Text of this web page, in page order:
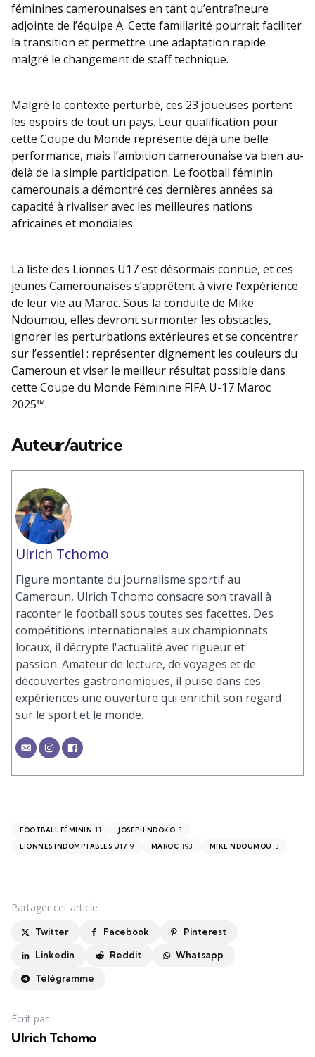
féminines camerounaises en tant qu’entraîneure
adjointe de l’équipe A. Cette familiarité pourrait faciliter
la transition et permettre une adaptation rapide
malgré le changement de staff technique.
Malgré le contexte perturbé, ces 23 joueuses portent
les espoirs de tout un pays. Leur qualification pour
cette Coupe du Monde représente déjà une belle
performance, mais l’ambition camerounaise va bien au-
delà de la simple participation. Le football féminin
camerounais a démontré ces dernières années sa
capacité à rivaliser avec les meilleures nations
africaines et mondiales.
La liste des Lionnes U17 est désormais connue, et ces
jeunes Camerounaises s’apprêtent à vivre l’expérience
de leur vie au Maroc. Sous la conduite de Mike
Ndoumou, elles devront surmonter les obstacles,
ignorer les perturbations extérieures et se concentrer
sur l’essentiel : représenter dignement les couleurs du
Cameroun et viser le meilleur résultat possible dans
cette Coupe du Monde Féminine FIFA U-17 Maroc
2025™.
Auteur/autrice
Ulrich Tchomo
Figure montante du journalisme sportif au
Cameroun, Ulrich Tchomo consacre son travail à
raconter le football sous toutes ses facettes. Des
compétitions internationales aux championnats
locaux, il décrypte l'actualité avec rigueur et
passion. Amateur de lecture, de voyages et de
découvertes gastronomiques, il puise dans ces
expériences une ouverture qui enrichit son regard
sur le sport et le monde.
FOOTBALL FÉMININ 11 JOSEPH NDOKO 3
LIONNES INDOMPTABLES U17 9 MAROC 193 MIKE NDOUMOU 3
Partager cet article
Twitter Facebook Pinterest
Linkedin Reddit Whatsapp
Télégramme
Écrit par
Ulrich Tchomo